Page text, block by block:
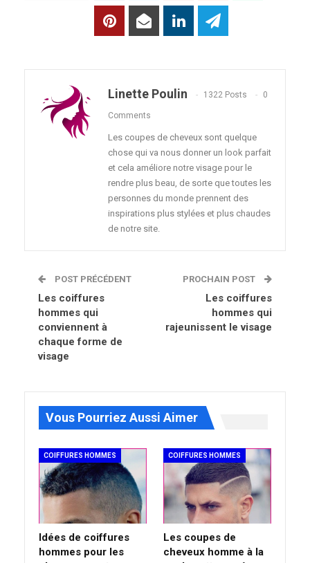
Linette Poulin 1322 Posts 0
Comments
Les coupes de cheveux sont quelque
chose qui va nous donner un look parfait
et cela améliore notre visage pour le
rendre plus beau, de sorte que toutes les
personnes du monde prennent des
inspirations plus stylées et plus chaudes
de notre site.
POST PRÉCÉDENT
Les coiffures
hommes qui
conviennent à
chaque forme de
visage
PROCHAIN POST
Les coiffures
hommes qui
rajeunissent le visage
Vous Pourriez Aussi Aimer
COIFFURES HOMMES
Idées de coiffures
hommes pour les
COIFFURES HOMMES
Les coupes de
cheveux homme à la